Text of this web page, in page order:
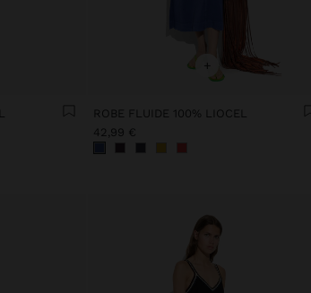
+
ROBE FLUIDE 100% LIOCEL
42,99 €